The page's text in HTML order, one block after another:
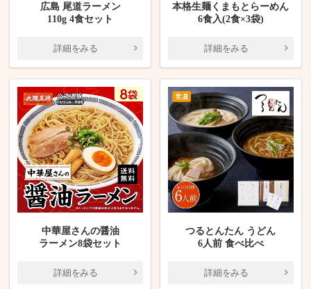
広島 尾道ラーメン
110g 4食セット
詳細をみる
本格生麺くまもとらーめん
6食入(2食×3袋)
詳細をみる
中華屋さんの醤油
ラーメン8袋セット
詳細をみる
つるとんたん うどん
6人前 食べ比べ
詳細をみる